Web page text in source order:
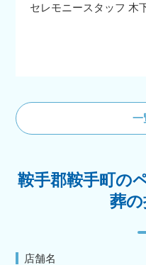
セレモニースタッフ 木
一
鞍手郡鞍手町の
葬
店舗名